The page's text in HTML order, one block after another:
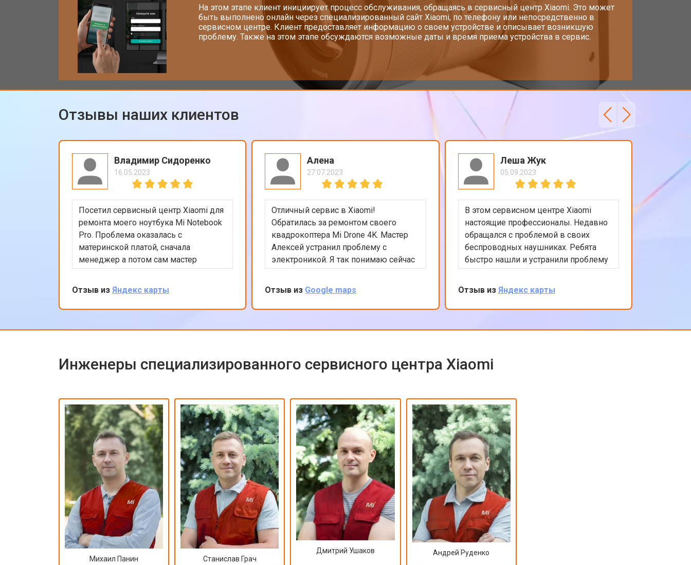
Ремонт материнской платы от 100 мин от 3300 ₽ Заказать
Чистка матрицы фотоаппарата Xiaomi от 60 мин от 3100 ₽ Заказать
На этом этапе клиент инициирует процесс обслуживания, обращаясь в сервисный центр Xiaomi. Это может
быть выполнено онлайн через специализированный сайт Xiaomi, по телефону или непосредственно в
сервисном центре. Клиент предоставляет информацию о своем устройстве и описывает возникшую
проблему. Также на этом этапе обсуждаются возможные даты и время приема устройства в сервис.
Отзывы наших клиентов
Владимир Сидоренко
16.05.2023
Посетил сервисный центр Xiaomi для
ремонта моего ноутбука Mi Notebook
Pro. Проблема оказалась с
материнской платой, сначала
менеджер а потом сам мастер
подробно объяснили процесс
ремонта. Утром оставил заявку, в
обед курьер приехал и к вечеру
ноутбук был готов-очень быстро.
качеством ремонта.
Отзыв из Яндекс карты
Алена
27.07.2023
Отличный сервис в Xiaomi!
Обратилась за ремонтом своего
квадрокоптера Mi Drone 4K. Мастер
Алексей устранил проблему с
электроникой. Я так понимаю сейчас
квадрокоптеры часто в сервсиы
прилетают на ремонт и цены на них
взлетели ай-ай. Вообще в сервисе
все было сделано быстро и
приемлемой с учетом нынешних цен
технику!
Отзыв из Google maps
Леша Жук
05.09.2023
В этом сервисном центре Xiaomi
настоящие профессионалы. Недавно
обращался с проблемой в своих
беспроводных наушниках. Ребята
быстро нашли и устранили проблему
с подключением. Цены адекватные,
обслуживание на высоком уровне.
Отзыв из Яндекс карты
Инженеры специализированного сервисного центра Xiaomi
Михаил Панин Станислав Грач
Дмитрий Ушаков Андрей Руденко